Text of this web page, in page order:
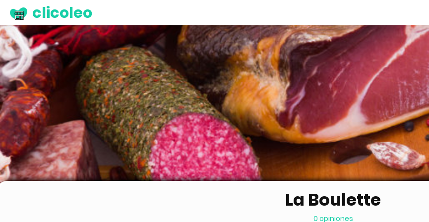
clicoleo
La Boulette
0 opiniones